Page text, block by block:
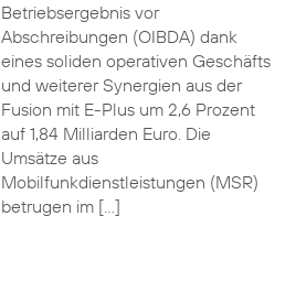
Betriebsergebnis vor
Abschreibungen (OIBDA) dank
eines soliden operativen Geschäfts
und weiterer Synergien aus der
Fusion mit E-Plus um 2,6 Prozent
auf 1,84 Milliarden Euro. Die
Umsätze aus
Mobilfunkdienstleistungen (MSR)
betrugen im […]